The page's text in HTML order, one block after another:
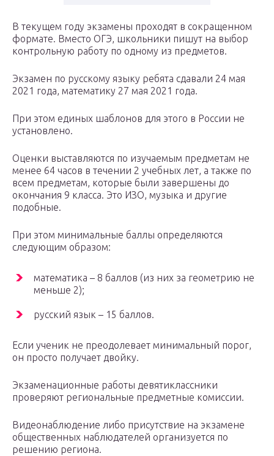
В текущем году экзамены проходят в сокращенном
формате. Вместо ОГЭ, школьники пишут на выбор
контрольную работу по одному из предметов.
Экзамен по русскому языку ребята сдавали 24 мая
2021 года, математику 27 мая 2021 года.
При этом единых шаблонов для этого в России не
установлено.
Оценки выставляются по изучаемым предметам не
менее 64 часов в течении 2 учебных лет, а также по
всем предметам, которые были завершены до
окончания 9 класса. Это ИЗО, музыка и другие
подобные.
При этом минимальные баллы определяются
следующим образом:
математика – 8 баллов (из них за геометрию не
меньше 2);
русский язык – 15 баллов.
Если ученик не преодолевает минимальный порог,
он просто получает двойку.
Экзаменационные работы девятиклассники
проверяют региональные предметные комиссии.
Видеонаблюдение либо присутствие на экзамене
общественных наблюдателей организуется по
решению региона.